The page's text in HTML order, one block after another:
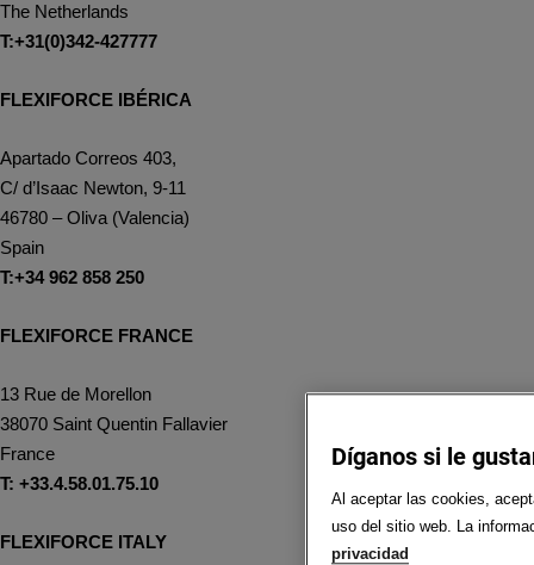
The Netherlands
T:+31(0)342-427777
FLEXIFORCE IBÉRICA
Apartado Correos 403,
C/ d’Isaac Newton, 9-11
46780 – Oliva (Valencia)
Spain
T:+34 962 858 250
FLEXIFORCE FRANCE
13 Rue de Morellon
38070 Saint Quentin Fallavier
France
T: +33.4.58.01.75.10
FLEXIFORCE ITALY
Díganos si le
Al aceptar las cookies,
uso del sitio web. La
privacidad